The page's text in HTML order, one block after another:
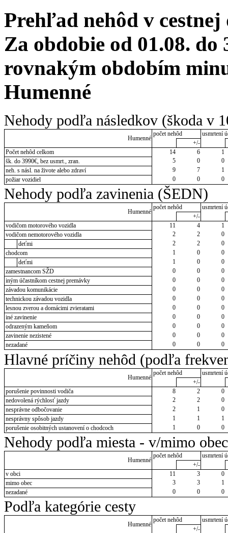
Prehľad nehôd v cestnej
Za obdobie od 01.08. do
rovnakým obdobím
Humenné
Nehody podľa následkov (škoda v
Humenné
počet nehôd
usmrtení
+/-
Počet nehôd celkom
14 6
1
šk. do 3990€, bez usmrt., zran.
5 0
0
neh. s násl. na živote alebo zdraví
9 7
1
požiar vozidiel
0 0 0
Nehody podľa zavinenia (ŠEDN)
Humenné
počet nehôd
usmrtení
+/-
vodičom motorového vozidla
11 4
1
vodičom nemotorového vozidla
2 2
0
deťmi
2 2
0
chodcom
1 0
0
deťmi
1 0
0
zamestnancom SŽD
0 0
0
iným účastníkom cestnej premávky
0 0
0
závadou komunikácie
0 0
0
technickou závadou vozidla
0 0
0
lesnou zverou a domácimi zvieratami
0 0
0
iné zavinenie
0 0
0
odrazeným kameňom
0 0
0
zavinenie nezistené
0 0
0
nezadané
0 0 0
Hlavné príčiny nehôd (podľa
Humenné
počet nehôd
usmrtení
+/-
porušenie povinnosti vodiča
8 2
0
nedovolená rýchlosť jazdy
2 2
0
nesprávne odbočovanie
2 1
0
nesprávny spôsob jazdy
1 1
1
porušenie osobitných ustanovení o chodcoch
1 0 0
Nehody podľa miesta - v/mimo obec
Humenné
počet nehôd
usmrtení
+/-
v obci
11 3
0
mimo obec
3 3
1
nezadané
0 0 0
Podľa kategórie cesty
Humenné
počet nehôd
usmrtení
+/-